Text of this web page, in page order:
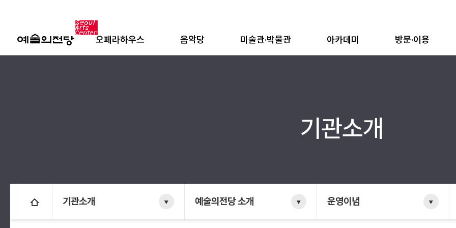
오페라하우스 음악당 미술관·박물관 아카데미 방문·이용
기관소개
기관소개 예술의전당 소개 운영이념